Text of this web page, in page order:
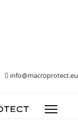
info@macroprotect.eu